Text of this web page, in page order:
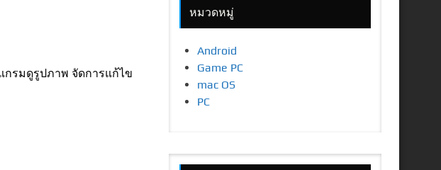
กรมดูรูปภาพ จัดการแก้ไข
หมวดหมู่
Android
Game PC
mac OS
PC